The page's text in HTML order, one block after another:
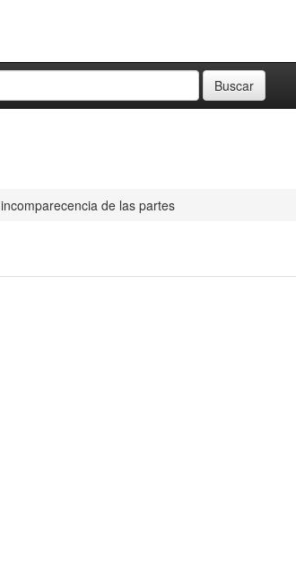
incomparecencia de las partes